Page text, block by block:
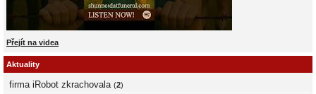
Přejít na videa
Aktuality
firma iRobot zkrachovala (2)